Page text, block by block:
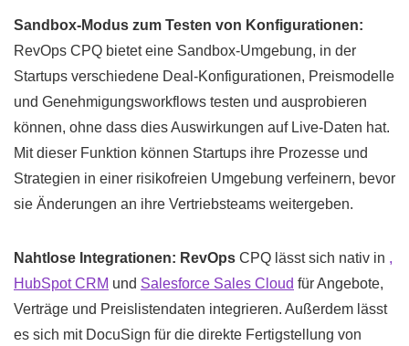
Sandbox-Modus zum Testen von Konfigurationen:
RevOps CPQ bietet eine Sandbox-Umgebung, in der
Startups verschiedene Deal-Konfigurationen, Preismodelle
und Genehmigungsworkflows testen und ausprobieren
können, ohne dass dies Auswirkungen auf Live-Daten hat.
Mit dieser Funktion können Startups ihre Prozesse und
Strategien in einer risikofreien Umgebung verfeinern, bevor
sie Änderungen an ihre Vertriebsteams weitergeben.
Nahtlose Integrationen: RevOps CPQ lässt sich nativ in ,
HubSpot CRM und Salesforce Sales Cloud für Angebote,
Verträge und Preislistendaten integrieren. Außerdem lässt
es sich mit DocuSign für die direkte Fertigstellung von